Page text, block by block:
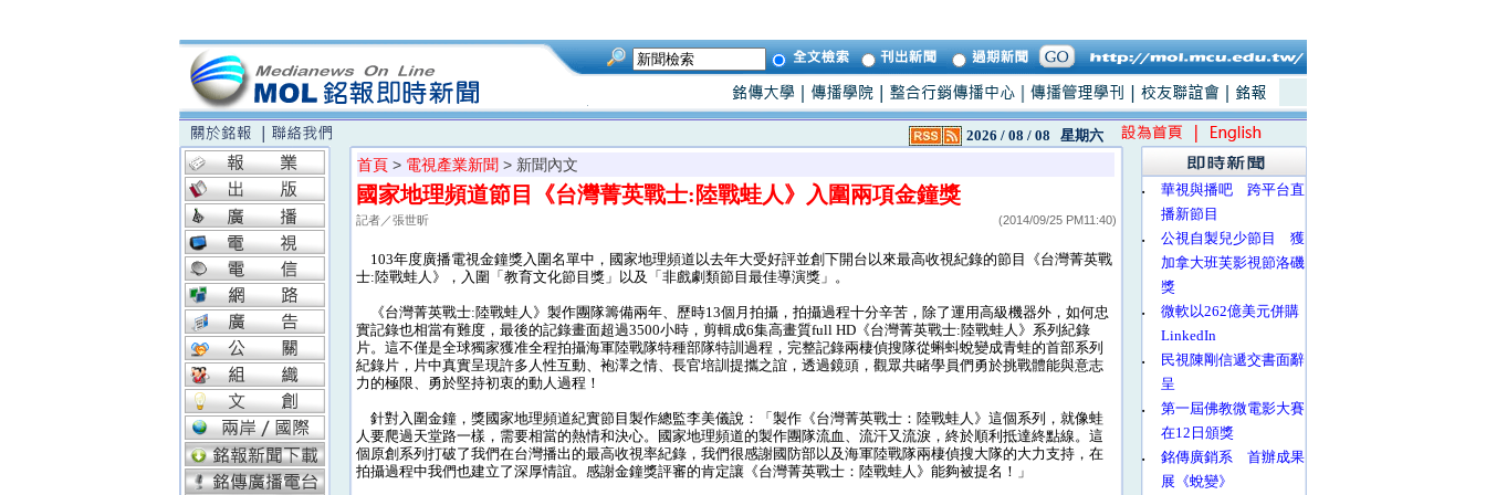
2026 / 08 / 08 星期六
首頁 > 電視產業新聞 > 新聞內文
國家地理頻道節目《台灣菁英戰士:陸戰蛙人》入圍兩項金鐘獎
記者／張世昕 (2014/09/25 PM11:40)
103年度廣播電視金鐘獎入圍名單中，國家地理頻道以去年大受好評並創下開台以來最高收視紀錄的節目《台灣菁英戰
士:陸戰蛙人》，入圍「教育文化節目獎」以及「非戲劇類節目最佳導演獎」。
《台灣菁英戰士:陸戰蛙人》製作團隊籌備兩年、歷時13個月拍攝，拍攝過程十分辛苦，除了運用高級機器外，如何忠
實記錄也相當有難度，最後的記錄畫面超過3500小時，剪輯成6集高畫質full HD《台灣菁英戰士:陸戰蛙人》系列紀錄
片。這不僅是全球獨家獲准全程拍攝海軍陸戰隊特種部隊特訓過程，完整記錄兩棲偵搜隊從蝌蚪蛻變成青蛙的首部系列
紀錄片，片中真實呈現許多人性互動、袍澤之情、長官培訓提攜之誼，透過鏡頭，觀眾共睹學員們勇於挑戰體能與意志
力的極限、勇於堅持初衷的動人過程！
針對入圍金鐘，獎國家地理頻道紀實節目製作總監李美儀說：「製作《台灣菁英戰士：陸戰蛙人》這個系列，就像蛙
人要爬過天堂路一樣，需要相當的熱情和決心。國家地理頻道的製作團隊流血、流汗又流淚，終於順利抵達終點線。這
個原創系列打破了我們在台灣播出的最高收視率紀錄，我們很感謝國防部以及海軍陸戰隊兩棲偵搜大隊的大力支持，在
拍攝過程中我們也建立了深厚情誼。感謝金鐘獎評審的肯定讓《台灣菁英戰士：陸戰蛙人》能夠被提名！」
‧
華視與播吧 跨平台直
播新節目
‧
公視自製兒少節目 獲
加拿大班芙影視節洛磯
獎
‧
微軟以262億美元併購
LinkedIn
‧
民視陳剛信遞交書面辭
呈
‧
第一屆佛教微電影大賽
在12日頒獎
‧
銘傳廣銷系 首辦成果
展《蛻變》